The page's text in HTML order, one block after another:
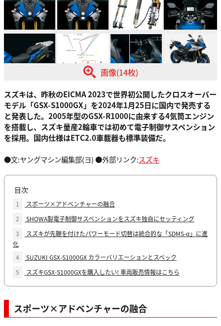
画像(14枚)
スズキは、昨秋のEICMA 2023で世界初公開したクロスオーバー
モデル「GSX-S1000GX」を2024年1月25日に国内で発売する
と発表した。2005年型のGSX-R1000に由来する4気筒エンジン
を搭載し、スズキ量産2輪車では初めて電子制御サスペンション
を採用。国内仕様はETC2.0車載器も標準装備だ。
●文:ヤングマシン編集部(ヨ) ●外部リンク:スズキ
目次
1
スポーツ×アドベンチャーの融合
2
SHOWA製電子制御サスペンションをスズキ独自にセッティング
3
スズキが先鞭を付けたパワーモード切替は統合的な「SDMS-α」に進
化
4
SUZUKI GSX-S1000GX カラーバリエーションとスペック
5
スズキGSX-S1000GXを購入したい! 車両販売情報はこちら
スポーツ×アドベンチャーの融合